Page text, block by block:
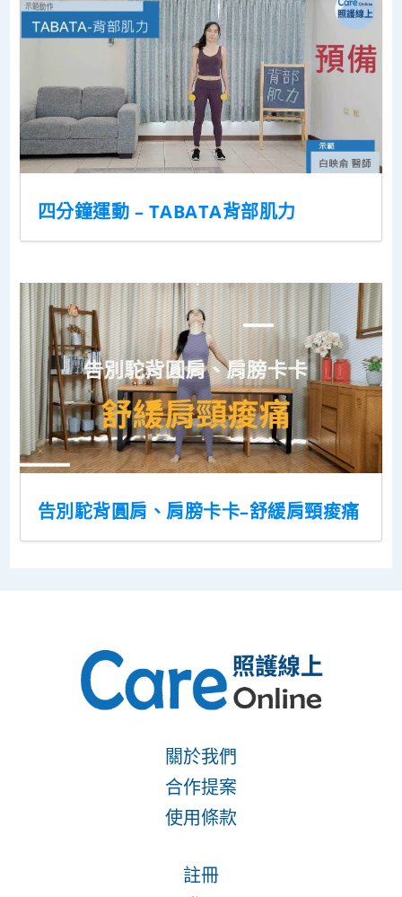
四分鐘運動 – TABATA背部肌力
告別駝背圓肩、肩膀卡卡–舒緩肩頸痠痛
關於我們
合作提案
使用條款
註冊